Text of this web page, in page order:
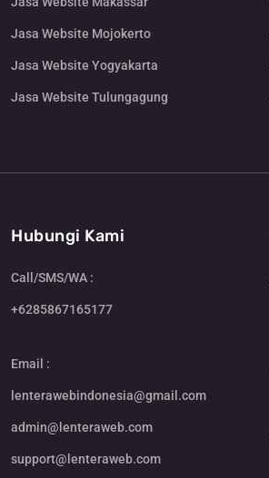
Jasa Website Mojokerto
Jasa Website Yogyakarta
Jasa Website Tulungagung
Hubungi Kami
Call/SMS/WA :
+6285867165177
Email :
lenterawebindonesia@gmail.com
admin@lenteraweb.com
support@lenteraweb.com